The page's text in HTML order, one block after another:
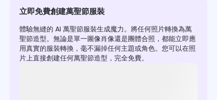
立即免費創建萬聖節服裝
體驗無縫的 AI 萬聖節服裝生成魔力。將任何照片轉換為萬
聖節造型。無論是單一圖像肖像還是團體合照，都能立即應
用真實的服裝轉換，毫不漏掉任何主題或角色。您可以在照
片上直接創建任何萬聖節造型，完全免費。